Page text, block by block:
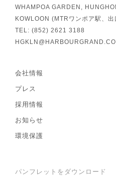
WHAMPOA GARDEN,
KOWLOON (MTRワンポア駅、出
TEL: (852) 2621 3188
会社情報
プレス
採用情報
お知らせ
環境保護
パンフレットをダウンロード